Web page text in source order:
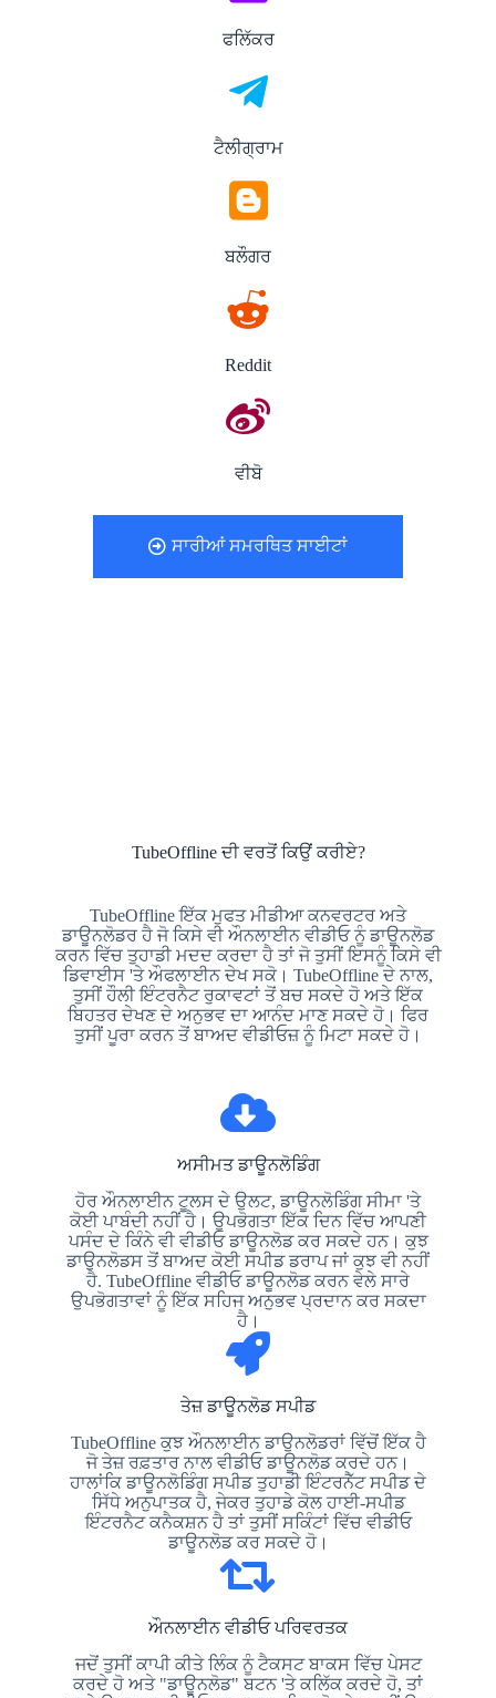
ਫਲਿੱਕਰ
ਟੈਲੀਗ੍ਰਾਮ
ਬਲੌਗਰ
Reddit
ਵੀਬੋ
ਸਾਰੀਆਂ ਸਮਰਥਿਤ ਸਾਈਟਾਂ
TubeOffline ਦੀ ਵਰਤੋਂ ਕਿਉਂ ਕਰੀਏ?
TubeOffline ਇੱਕ ਮੁਫਤ ਮੀਡੀਆ ਕਨਵਰਟਰ ਅਤੇ
ਡਾਊਨਲੋਡਰ ਹੈ ਜੋ ਕਿਸੇ ਵੀ ਔਨਲਾਈਨ ਵੀਡੀਓ ਨੂੰ ਡਾਊਨਲੋਡ
ਕਰਨ ਵਿੱਚ ਤੁਹਾਡੀ ਮਦਦ ਕਰਦਾ ਹੈ ਤਾਂ ਜੋ ਤੁਸੀਂ ਇਸਨੂੰ ਕਿਸੇ ਵੀ
ਡਿਵਾਈਸ 'ਤੇ ਔਫਲਾਈਨ ਦੇਖ ਸਕੋ। TubeOffline ਦੇ ਨਾਲ,
ਤੁਸੀਂ ਹੌਲੀ ਇੰਟਰਨੈਟ ਰੁਕਾਵਟਾਂ ਤੋਂ ਬਚ ਸਕਦੇ ਹੋ ਅਤੇ ਇੱਕ
ਬਿਹਤਰ ਦੇਖਣ ਦੇ ਅਨੁਭਵ ਦਾ ਆਨੰਦ ਮਾਣ ਸਕਦੇ ਹੋ। ਫਿਰ
ਤੁਸੀਂ ਪੂਰਾ ਕਰਨ ਤੋਂ ਬਾਅਦ ਵੀਡੀਓਜ਼ ਨੂੰ ਮਿਟਾ ਸਕਦੇ ਹੋ।
ਅਸੀਮਤ ਡਾਊਨਲੋਡਿੰਗ
ਹੋਰ ਔਨਲਾਈਨ ਟੂਲਸ ਦੇ ਉਲਟ, ਡਾਊਨਲੋਡਿੰਗ ਸੀਮਾ 'ਤੇ
ਕੋਈ ਪਾਬੰਦੀ ਨਹੀਂ ਹੈ। ਉਪਭੋਗਤਾ ਇੱਕ ਦਿਨ ਵਿੱਚ ਆਪਣੀ
ਪਸੰਦ ਦੇ ਕਿੰਨੇ ਵੀ ਵੀਡੀਓ ਡਾਊਨਲੋਡ ਕਰ ਸਕਦੇ ਹਨ। ਕੁਝ
ਡਾਉਨਲੋਡਸ ਤੋਂ ਬਾਅਦ ਕੋਈ ਸਪੀਡ ਡਰਾਪ ਜਾਂ ਕੁਝ ਵੀ ਨਹੀਂ
ਹੈ. TubeOffline ਵੀਡੀਓ ਡਾਊਨਲੋਡ ਕਰਨ ਵੇਲੇ ਸਾਰੇ
ਉਪਭੋਗਤਾਵਾਂ ਨੂੰ ਇੱਕ ਸਹਿਜ ਅਨੁਭਵ ਪ੍ਰਦਾਨ ਕਰ ਸਕਦਾ
ਹੈ।
ਤੇਜ਼ ਡਾਊਨਲੋਡ ਸਪੀਡ
TubeOffline ਕੁਝ ਔਨਲਾਈਨ ਡਾਉਨਲੋਡਰਾਂ ਵਿੱਚੋਂ ਇੱਕ ਹੈ
ਜੋ ਤੇਜ਼ ਰਫ਼ਤਾਰ ਨਾਲ ਵੀਡੀਓ ਡਾਊਨਲੋਡ ਕਰਦੇ ਹਨ।
ਹਾਲਾਂਕਿ ਡਾਊਨਲੋਡਿੰਗ ਸਪੀਡ ਤੁਹਾਡੀ ਇੰਟਰਨੈੱਟ ਸਪੀਡ ਦੇ
ਸਿੱਧੇ ਅਨੁਪਾਤਕ ਹੈ, ਜੇਕਰ ਤੁਹਾਡੇ ਕੋਲ ਹਾਈ-ਸਪੀਡ
ਇੰਟਰਨੈਟ ਕਨੈਕਸ਼ਨ ਹੈ ਤਾਂ ਤੁਸੀਂ ਸਕਿੰਟਾਂ ਵਿੱਚ ਵੀਡੀਓ
ਡਾਊਨਲੋਡ ਕਰ ਸਕਦੇ ਹੋ।
ਔਨਲਾਈਨ ਵੀਡੀਓ ਪਰਿਵਰਤਕ
ਜਦੋਂ ਤੁਸੀਂ ਕਾਪੀ ਕੀਤੇ ਲਿੰਕ ਨੂੰ ਟੈਕਸਟ ਬਾਕਸ ਵਿੱਚ ਪੇਸਟ
ਕਰਦੇ ਹੋ ਅਤੇ "ਡਾਊਨਲੋਡ" ਬਟਨ 'ਤੇ ਕਲਿੱਕ ਕਰਦੇ ਹੋ, ਤਾਂ